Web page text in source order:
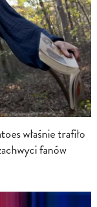
właśnie trafiło
fanów